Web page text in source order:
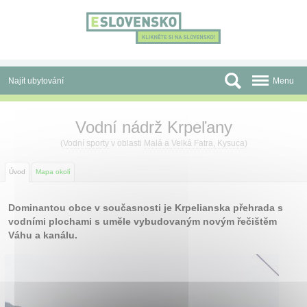
Najít ubytování
Slevy a Last Minute
Autobusové zájezdy
Před cestou
Menu
Vodní nádrž Krpeľany
(Vodní sportyv oblasti Malá a Velká Fatra, Kysuca)
Úvod Mapa okolí
Dominantou obce v současnosti je Krpelianska přehrada s
vodními plochami s uměle vybudovaným novým řečištěm
Váhu a kanálu.